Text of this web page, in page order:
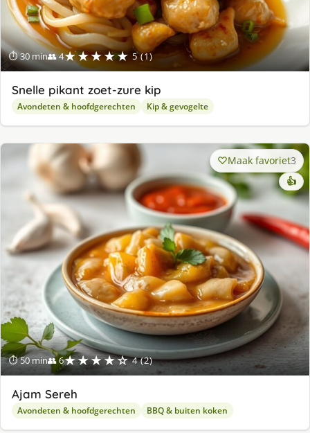
⏱ 30 min👥 4★★★★★ 5 (1)
Snelle pikant zoet-zure kip
Avondeten & hoofdgerechten Kip & gevogelte
⏱ 50 min👥 6★★★★☆ 4 (2)
Maak favoriet3
👍
Ajam Sereh
Avondeten & hoofdgerechten BBQ & buiten koken